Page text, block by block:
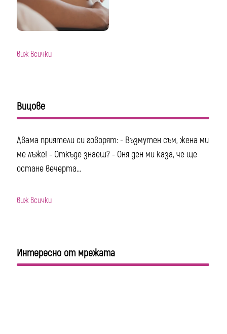
виж всички
Вицове
Двама приятели си говорят: - Възмутен съм, жена ми
ме лъже! - Откъде знаеш? - Оня ден ми каза, че ще
остане вечерта...
виж всички
Интересно от мрежата